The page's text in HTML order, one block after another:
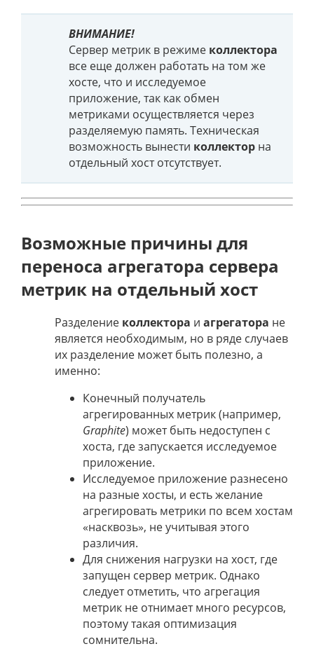
ВНИМАНИЕ!
Сервер метрик в режиме коллектора
все еще должен работать на том же
хосте, что и исследуемое
приложение, так как обмен
метриками осуществляется через
разделяемую память. Техническая
возможность вынести коллектор на
отдельный хост отсутствует.
Возможные причины для
переноса агрегатора сервера
метрик на отдельный хост
Разделение коллектора и агрегатора не
является необходимым, но в ряде случаев
их разделение может быть полезно, а
именно:
Конечный получатель
агрегированных метрик (например,
Graphite) может быть недоступен с
хоста, где запускается исследуемое
приложение.
Исследуемое приложение разнесено
на разные хосты, и есть желание
агрегировать метрики по всем хостам
«насквозь», не учитывая этого
различия.
Для снижения нагрузки на хост, где
запущен сервер метрик. Однако
следует отметить, что агрегация
метрик не отнимает много ресурсов,
поэтому такая оптимизация
сомнительна.